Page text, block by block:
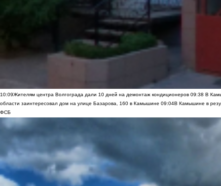
10:09Жителям центра Волгограда дали 10 дней на демонтаж кондиционеров 09:38 В
области заинтересовал дом на улице Базарова, 160 в Камышине 09:04В Камышине в
ФСБ